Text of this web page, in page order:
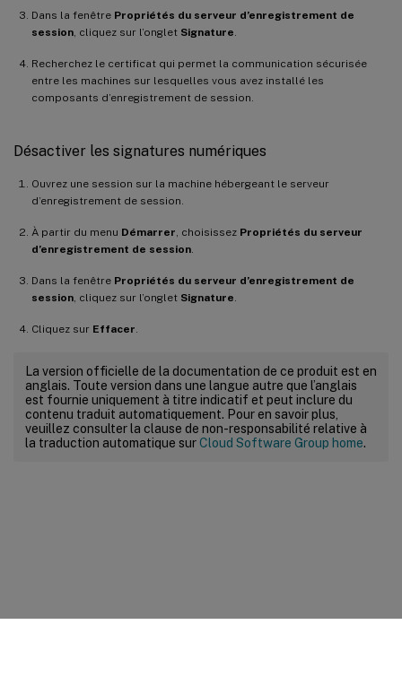
Dans la fenêtre Propriétés du serveur d’enregistrement de
session , cliquez sur l’onglet Signature
Recherchez le certificat qui permet la communication sécurisée
entre les machines sur lesquelles vous avez installé les
composants d’enregistrement de session.
Désactiver les signatures numériques
Ouvrez une session sur la machine hébergeant le serveur
d’enregistrement de session.
À partir du menu Démarrer , choisissez Propriétés du serveur
d’enregistrement de session
Dans la fenêtre Propriétés du serveur d’enregistrement de
session , cliquez sur l’onglet Signature
Cliquez sur Effacer
La version officielle de la documentation de ce produit est en
anglais. Toute version dans une langue autre que l’anglais
est fournie uniquement à titre indicatif et peut inclure du
contenu traduit automatiquement. Pour en savoir plus,
veuillez consulter la clause de non-responsabilité relative à
la traduction automatique surCloud Software Group home.